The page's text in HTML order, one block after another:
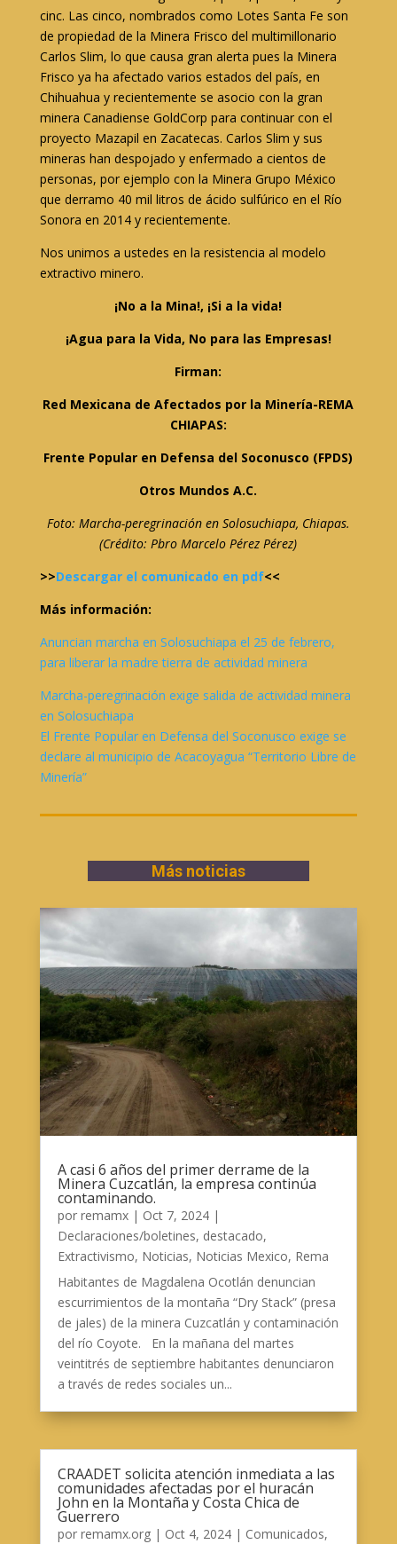
cinc. Las cinco, nombrados como Lotes Santa Fe son
de propiedad de la Minera Frisco del multimillonario
Carlos Slim, lo que causa gran alerta pues la Minera
Frisco ya ha afectado varios estados del país, en
Chihuahua y recientemente se asocio con la gran
minera Canadiense GoldCorp para continuar con el
proyecto Mazapil en Zacatecas. Carlos Slim y sus
mineras han despojado y enfermado a cientos de
personas, por ejemplo con la Minera Grupo México
que derramo 40 mil litros de ácido sulfúrico en el Río
Sonora en 2014 y recientemente.
Nos unimos a ustedes en la resistencia al modelo
extractivo minero.
¡No a la Mina!, ¡Si a la vida!
¡Agua para la Vida, No para las Empresas!
Firman:
Red Mexicana de Afectados por la Minería-REMA
CHIAPAS:
Frente Popular en Defensa del Soconusco (FPDS)
Otros Mundos A.C.
Foto: Marcha-peregrinación en Solosuchiapa, Chiapas.
(Crédito: Pbro Marcelo Pérez Pérez)
>>Descargar el comunicado en pdf<<
Más información:
Anuncian marcha en Solosuchiapa el 25 de febrero,
para liberar la madre tierra de actividad minera
Marcha-peregrinación exige salida de actividad minera
en Solosuchiapa
El Frente Popular en Defensa del Soconusco exige se
declare al municipio de Acacoyagua “Territorio Libre de
Minería”
Más noticias
A casi 6 años del primer derrame de la
Minera Cuzcatlán, la empresa continúa
contaminando.
por remamx| Oct 7, 2024|
Declaraciones/boletines, destacado,
Extractivismo, Noticias, Noticias Mexico, Rema
Habitantes de Magdalena Ocotlán denuncian
escurrimientos de la montaña “Dry Stack” (presa
de jales) de la minera Cuzcatlán y contaminación
del río Coyote. En la mañana del martes
veintitrés de septiembre habitantes denunciaron
a través de redes sociales un...
CRAADET solicita atención inmediata a las
comunidades afectadas por el huracán
John en la Montaña y Costa Chica de
Guerrero
por remamx.org| Oct 4, 2024| Comunicados,